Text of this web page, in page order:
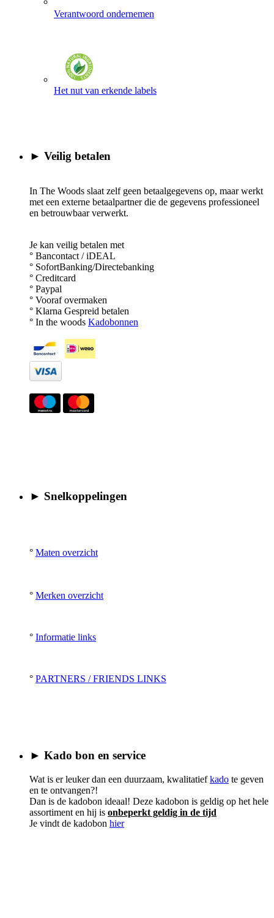
Verantwoord ondernemen
Het nut van erkende labels
► Veilig betalen
In The Woods slaat zelf geen betaalgegevens op, maar werkt
met een externe betaalpartner die de gegevens professioneel
en betrouwbaar verwerkt.
Je kan veilig betalen met
° Bancontact / iDEAL
° SofortBanking/Directebanking
° Creditcard
° Paypal
° Vooraf overmaken
° Klarna Gespreid betalen
° In the woods Kadobonnen
► Snelkoppelingen
° Maten overzicht
° Merken overzicht
° Informatie links
° PARTNERS / FRIENDS LINKS
► Kado bon en service
Wat is er leuker dan een duurzaam, kwalitatiefkado te geven
en te ontvangen?!
Dan is de kadobon ideaal! Deze kadobon is geldig op het hele
assortiment en hij is onbeperkt geldig in de tijd
Je vindt de kadobon hier